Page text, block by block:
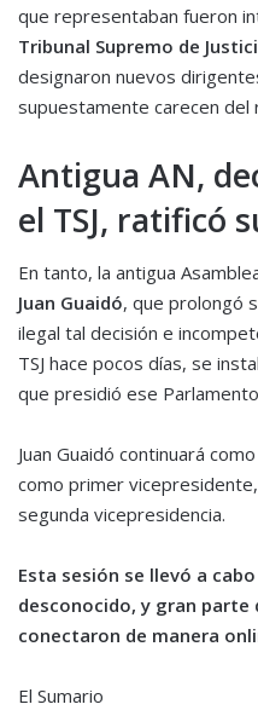
que representaban fueron
Tribunal Supremo de
designaron nuevos
supuestamente carecen del
Antigua AN,
el TSJ, ratificó
En tanto, la antigua
Juan Guaidó, que prolongó
ilegal tal decisión e
TSJ hace pocos días, se
que presidió ese
Juan Guaidó continuará
como primer
segunda vicepresidencia.
Esta sesión se llevó a
desconocido, y gran parte
conectaron de manera
El Sumario